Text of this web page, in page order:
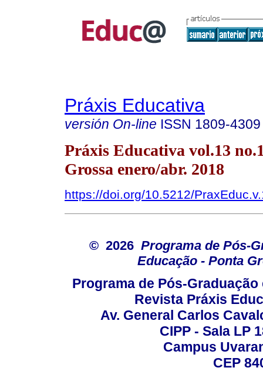
Práxis Educativa
versión On-line ISSN 1809-4309
Práxis Educativa vol.13
Grossa enero/abr. 2018
https://doi.org/10.5212/
© 2026 Programa de Pós-
Educação - Ponta
Programa de Pós-Graduação
Revista Práxis
Av. General Carlos
CIPP - Sala LP
Campus
CEP